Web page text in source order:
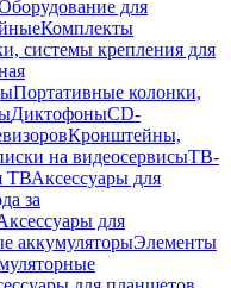
для
Комплекты
системы крепления для
Портативные колонки,
ДиктофоныCD-
Кронштейны,
на видеосервисыТВ-
ТВАксессуары для
за
для
аккумуляторыЭлементы